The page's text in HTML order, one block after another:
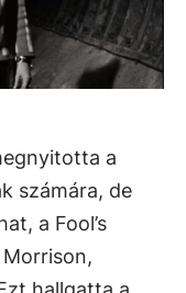
a
számára, de
a Fool’s